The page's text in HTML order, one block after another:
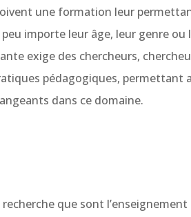
une formation leur
importe leur âge, leur genre ou
exige des chercheurs,
pédagogiques,
dans ce domaine.
que sont